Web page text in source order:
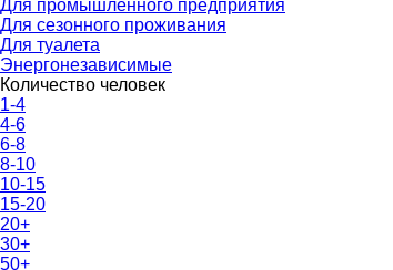
Для промышленного предприятия
Для сезонного проживания
Для туалета
Энергонезависимые
Количество человек
1-4
4-6
6-8
8-10
10-15
15-20
20+
30+
50+